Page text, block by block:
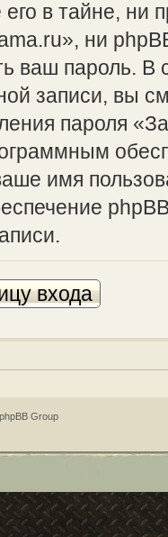
в тайне, ни
ни
ваш пароль. В
записи, вы
пароля
имя
входа
Group